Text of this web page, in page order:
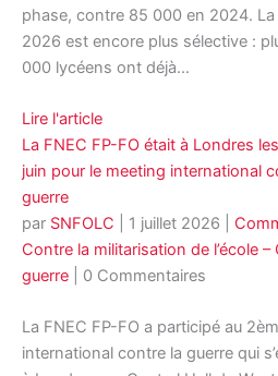
phase, contre 85 000 en 2024.
2026 est encore plus sélective :
000 lycéens ont déjà…
Lire l'article
La FNEC FP-FO était à Londres
juin pour le meeting international
guerre
par SNFOLC 1 juillet 2026
Contre la militarisation de l’école –
guerre | 0 Commentaires
La FNEC FP-FO a participé au
international contre la guerre qui